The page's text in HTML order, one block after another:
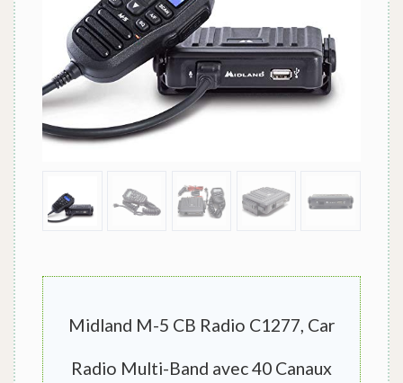
Midland M-5 CB Radio C1277, Car
Radio Multi-Band avec 40 Canaux